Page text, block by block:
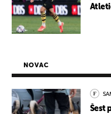
NOVAC
Šest